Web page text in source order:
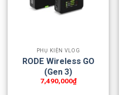
PHỤ KIỆN VLOG
RODE Wireless GO
(Gen 3)
7,490,000₫